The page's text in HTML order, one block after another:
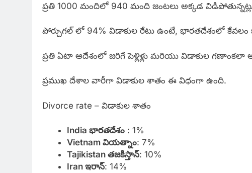
ప్రతి 1000 మందిలో 940 మంది జంటలు అక్కడ
పోర్చుగల్ లో 94% విడాకుల రేటు ఉంటే, భారతదేశంలో
ప్రతి ఏటా ఆదేశంలో జరిగే పెళ్లిళ్లు మరియు విడాకుల గణాంకలా
ప్రముఖ దేశాల వారీగా విడాకుల శాతం ఈ విధంగా ఉంది.
Divorce rate – విడాకుల శాతం
India భారతదేశం: 1%
Vietnam వియత్నాం: 7%
Tajikistan తజకిస్తాన్: 10%
Iran ఇరాన్: 14%